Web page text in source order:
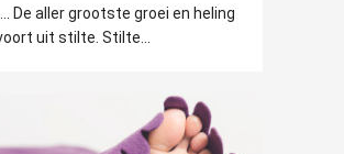
De aller grootste groei en heling
uit stilte. Stilte...